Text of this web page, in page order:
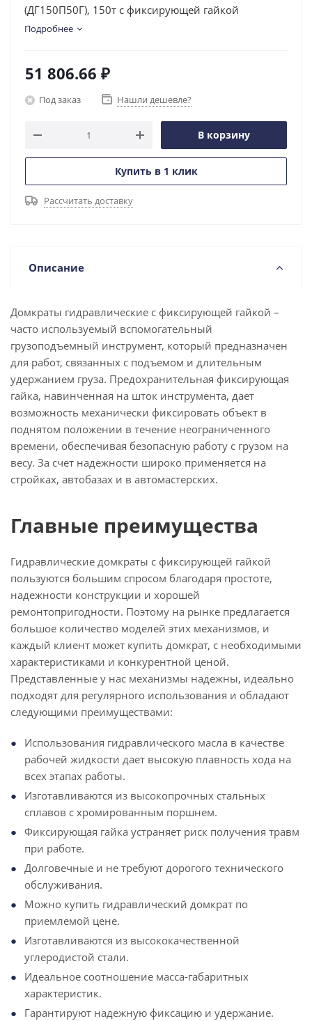
(ДГ150П50Г), 150т с фиксирующей гайкой
Подробнее
51 806.66 ₽
Под заказ Нашли дешевле?
В корзину
Купить в 1 клик
Рассчитать доставку
Описание
Домкраты гидравлические с фиксирующей гайкой –
часто используемый вспомогательный
грузоподъемный инструмент, который предназначен
для работ, связанных с подъемом и длительным
удержанием груза. Предохранительная фиксирующая
гайка, навинченная на шток инструмента, дает
возможность механически фиксировать объект в
поднятом положении в течение неограниченного
времени, обеспечивая безопасную работу с грузом на
весу. За счет надежности широко применяется на
стройках, автобазах и в автомастерских.
Главные преимущества
Гидравлические домкраты с фиксирующей гайкой
пользуются большим спросом благодаря простоте,
надежности конструкции и хорошей
ремонтопригодности. Поэтому на рынке предлагается
большое количество моделей этих механизмов, и
каждый клиент может купить домкрат, с необходимыми
характеристиками и конкурентной ценой.
Представленные у нас механизмы надежны, идеально
подходят для регулярного использования и обладают
следующими преимуществами:
Использования гидравлического масла в качестве
рабочей жидкости дает высокую плавность хода на
всех этапах работы.
Изготавливаются из высокопрочных стальных
сплавов с хромированным поршнем.
Фиксирующая гайка устраняет риск получения травм
при работе.
Долговечные и не требуют дорогого технического
обслуживания.
Можно купить гидравлический домкрат по
приемлемой цене.
Изготавливаются из высококачественной
углеродистой стали.
Идеальное соотношение масса-габаритных
характеристик.
Гарантируют надежную фиксацию и удержание.